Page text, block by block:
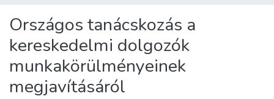
About us
Országos tanácskozás a
kereskedelmi dolgozók
munkakörülményeinek
megjavításáról